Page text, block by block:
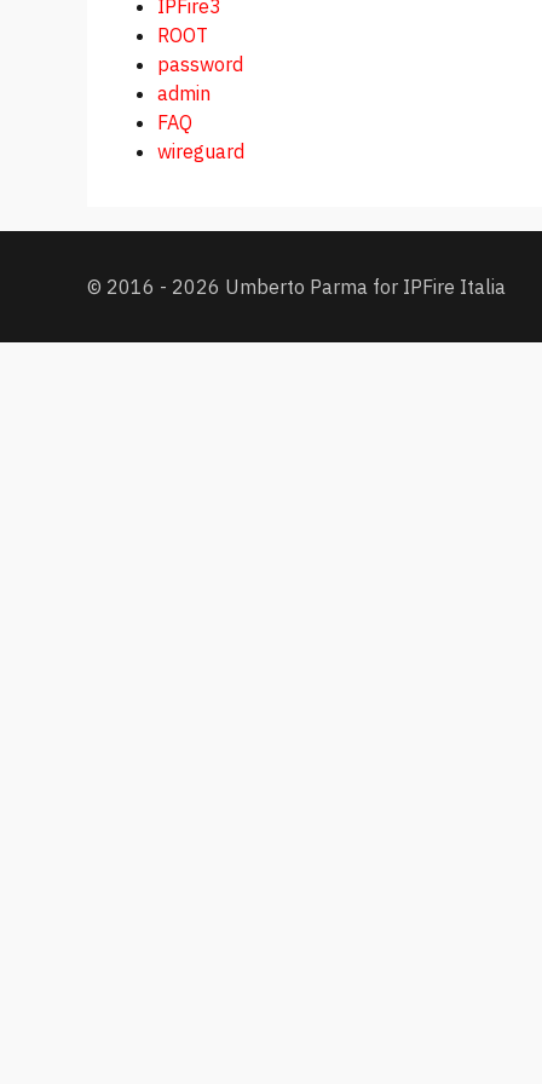
IPFire3
ROOT
password
admin
FAQ
wireguard
© 2016 - 2026 Umberto Parma for IPFire Italia